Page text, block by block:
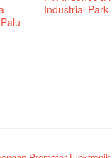
Industrial Park